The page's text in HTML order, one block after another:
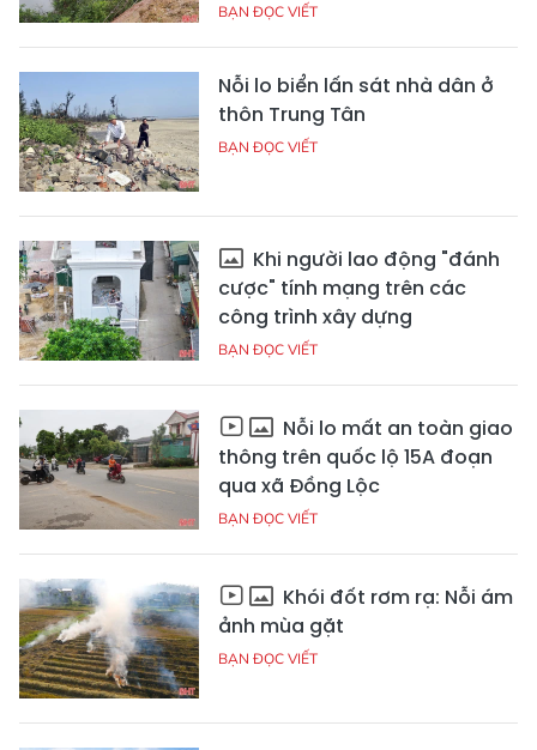
BẠN ĐỌC VIẾT
Nỗi lo biển lấn sát nhà dân ở
thôn Trung Tân
BẠN ĐỌC VIẾT
Khi người lao động "đánh
cược" tính mạng trên các
công trình xây dựng
BẠN ĐỌC VIẾT
Nỗi lo mất an toàn giao
thông trên quốc lộ 15A đoạn
qua xã Đồng Lộc
BẠN ĐỌC VIẾT
Khói đốt rơm rạ: Nỗi ám
ảnh mùa gặt
BẠN ĐỌC VIẾT